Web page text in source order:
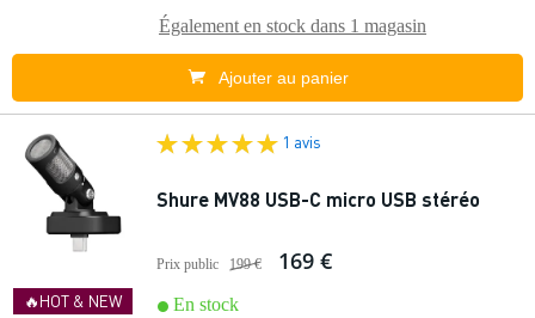
Également en stock dans 1 magasin
Ajouter au panier
🔥HOT & NEW
1 avis
Shure MV88 USB-C micro USB stéréo
Prix public 199 € 169 €
En stock